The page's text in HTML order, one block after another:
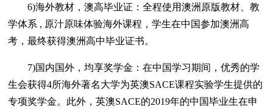
6)海外教材，澳高毕业证：全程使用澳洲原版教材、教
学体系 , 原汁原味体验海外课程，学生在中国参加澳洲高
考，最终获得澳洲高中毕业证书。
7)国内国外，均享奖学金：在中国学习期间，优秀的学
生会获得4所海外著名大学为英澳SACE课程实验学生提供的
专项奖学金。此外，英澳SACE的2019年的中国毕业生在申